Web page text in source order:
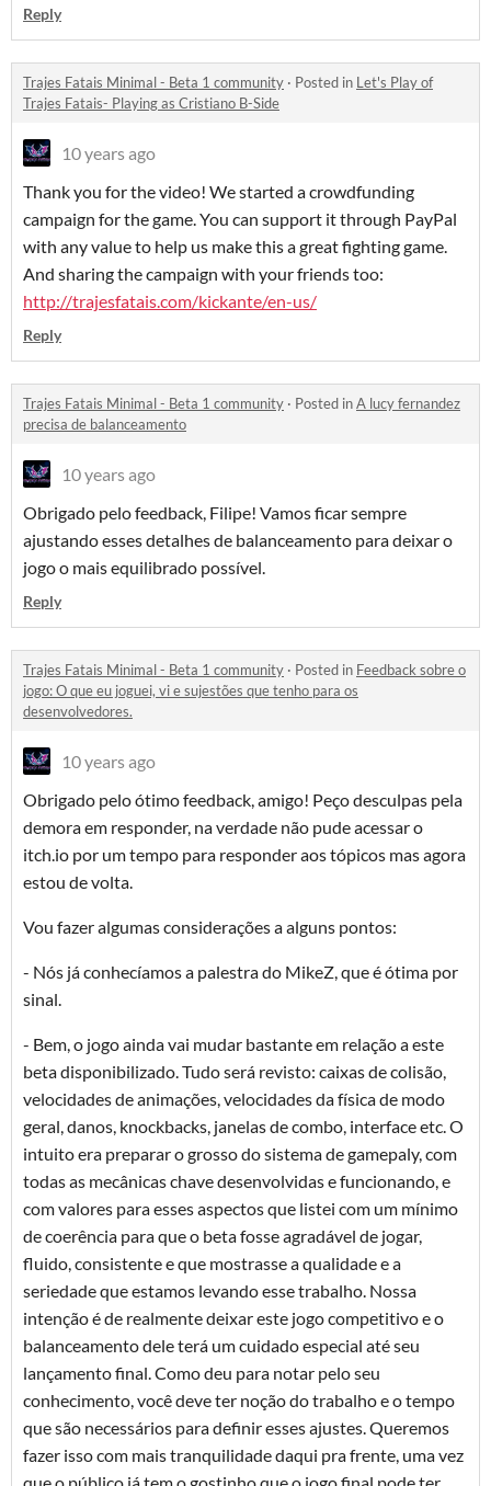
Reply
Trajes Fatais Minimal - Beta 1 community · Posted in Let's Play of
Trajes Fatais- Playing as Cristiano B-Side
10 years ago
Thank you for the video! We started a crowdfunding
campaign for the game. You can support it through PayPal
with any value to help us make this a great fighting game.
And sharing the campaign with your friends too:
http://trajesfatais.com/kickante/en-us/
Reply
Trajes Fatais Minimal - Beta 1 community · Posted inA lucy fernandez
precisa de balanceamento
10 years ago
Obrigado pelo feedback, Filipe! Vamos ficar sempre
ajustando esses detalhes de balanceamento para deixar o
jogo o mais equilibrado possível.
Reply
Trajes Fatais Minimal - Beta 1 community · Posted in Feedback sobre o
jogo: O que eu joguei, vi e sujestões que tenho para os
desenvolvedores.
10 years ago
Obrigado pelo ótimo feedback, amigo! Peço desculpas pela
demora em responder, na verdade não pude acessar o
itch.io por um tempo para responder aos tópicos mas agora
estou de volta.
Vou fazer algumas considerações a alguns pontos:
- Nós já conhecíamos a palestra do MikeZ, que é ótima por
sinal.
- Bem, o jogo ainda vai mudar bastante em relação a este
beta disponibilizado. Tudo será revisto: caixas de colisão,
velocidades de animações, velocidades da física de modo
geral, danos, knockbacks, janelas de combo, interface etc. O
intuito era preparar o grosso do sistema de gamepaly, com
todas as mecânicas chave desenvolvidas e funcionando, e
com valores para esses aspectos que listei com um mínimo
de coerência para que o beta fosse agradável de jogar,
fluido, consistente e que mostrasse a qualidade e a
seriedade que estamos levando esse trabalho. Nossa
intenção é de realmente deixar este jogo competitivo e o
balanceamento dele terá um cuidado especial até seu
lançamento final. Como deu para notar pelo seu
conhecimento, você deve ter noção do trabalho e o tempo
que são necessários para definir esses ajustes. Queremos
fazer isso com mais tranquilidade daqui pra frente, uma vez